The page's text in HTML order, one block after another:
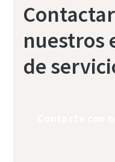
nuestros
de